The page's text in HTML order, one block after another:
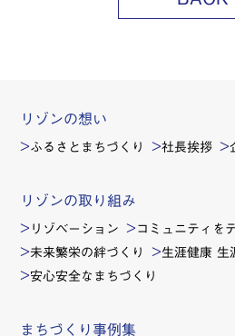
リゾンの想い
ふるさとまちづくり 社長挨拶
リゾンの取り組み
リゾベーション コミュニティを
未来繁栄の絆づくり 生涯健康 生
安心安全なまちづくり
まちづくり事例集